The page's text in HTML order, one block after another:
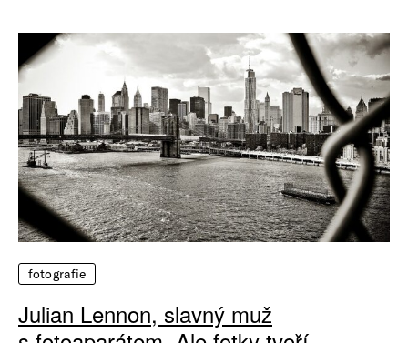
fotografie
Julian Lennon, slavný muž